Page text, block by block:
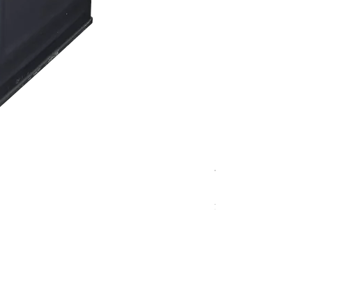
バイオマスソルブCB 18kg
消費税込み